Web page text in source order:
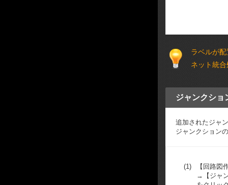
ラベルが
ネット統
ジャンクショ
追加されたジャ
ジャンクション
(1)
【回路図
→【ジャ